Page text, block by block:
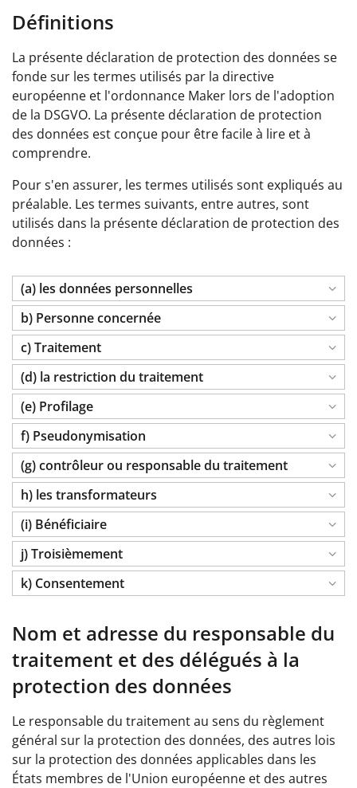
Définitions
La présente déclaration de protection des données se
fonde sur les termes utilisés par la directive
européenne et l'ordonnance Maker lors de l'adoption
de la DSGVO. La présente déclaration de protection
des données est conçue pour être facile à lire et à
comprendre.
Pour s'en assurer, les termes utilisés sont expliqués au
préalable. Les termes suivants, entre autres, sont
utilisés dans la présente déclaration de protection des
données :
(a) les données personnelles
b) Personne concernée
c) Traitement
(d) la restriction du traitement
(e) Profilage
f) Pseudonymisation
(g) contrôleur ou responsable du traitement
h) les transformateurs
(i) Bénéficiaire
j) Troisièmement
k) Consentement
Nom et adresse du responsable du
traitement et des délégués à la
protection des données
Le responsable du traitement au sens du règlement
général sur la protection des données, des autres lois
sur la protection des données applicables dans les
États membres de l'Union européenne et des autres